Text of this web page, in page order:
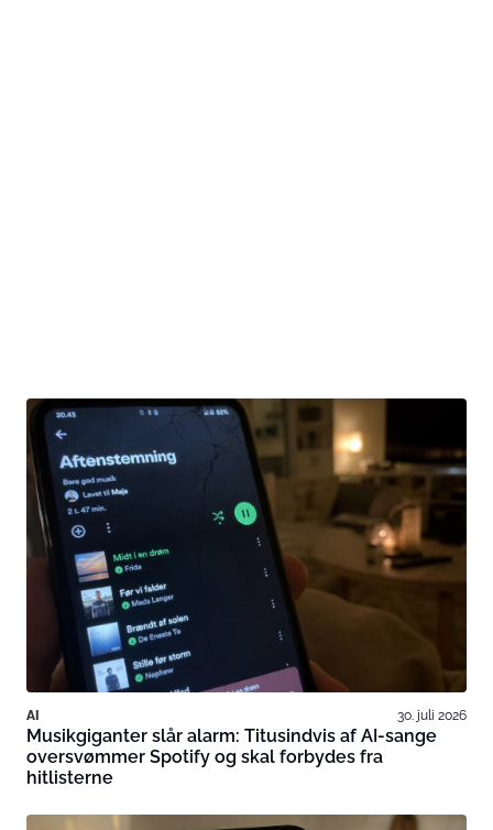
AI 30. juli 2026
Musikgiganter slår alarm: Titusindvis af AI-sange
oversvømmer Spotify og skal forbydes fra
hitlisterne